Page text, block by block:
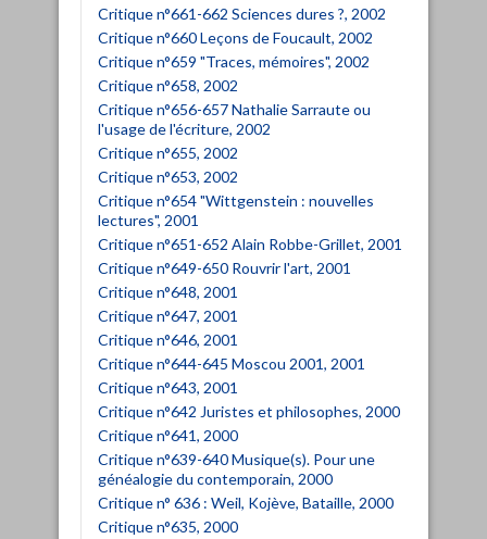
Critique n°661-662 Sciences dures ?, 2002
Critique n°660 Leçons de Foucault, 2002
Critique n°659 "Traces, mémoires", 2002
Critique n°658, 2002
Critique n°656-657 Nathalie Sarraute ou
l'usage de l'écriture, 2002
Critique n°655, 2002
Critique n°653, 2002
Critique n°654 "Wittgenstein : nouvelles
lectures", 2001
Critique n°651-652 Alain Robbe-Grillet, 2001
Critique n°649-650 Rouvrir l'art, 2001
Critique n°648, 2001
Critique n°647, 2001
Critique n°646, 2001
Critique n°644-645 Moscou 2001, 2001
Critique n°643, 2001
Critique n°642 Juristes et philosophes, 2000
Critique n°641, 2000
Critique n°639-640 Musique(s). Pour une
généalogie du contemporain, 2000
Critique n° 636 : Weil, Kojève, Bataille, 2000
Critique n°635, 2000